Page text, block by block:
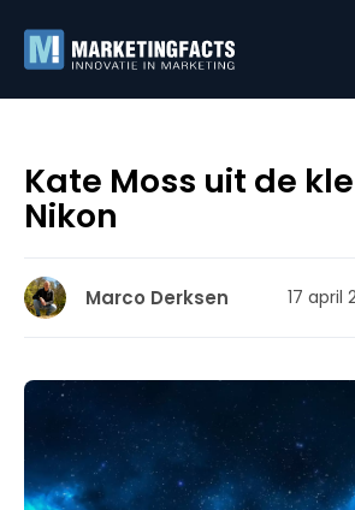
Kate Moss uit de
Nikon
Marco Derksen 17 april